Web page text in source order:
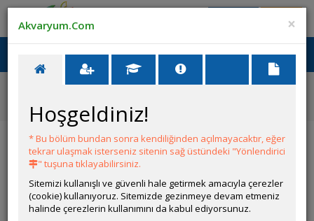
Ana Menü
Ana Sayfa
Tatlı Su Canlıları
Apistogramma agassizi (Agassizi)
Apistogramma agassizi (Agassizi)
×
Akvaryum.Com
Hoşgeldiniz!
* Bu bölüm bundan sonra kendiliğinden açılmayacaktır, eğer
tekrar ulaşmak isterseniz sitenin sağ üstündeki "Yönlendirici
" tuşuna tıklayabilirsiniz.
Sitemizi kullanışlı ve güvenli hale getirmek amacıyla çerezler
(cookie) kullanıyoruz. Sitemizde gezinmeye devam etmeniz
halinde çerezlerin kullanımını da kabul ediyorsunuz.